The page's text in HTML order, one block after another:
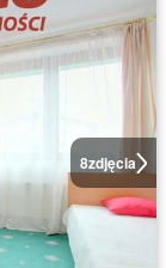
8zdjęcia